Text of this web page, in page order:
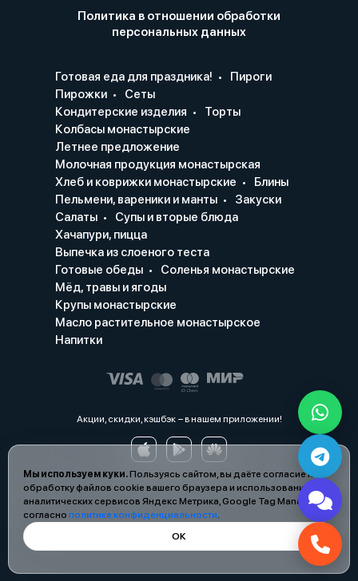
Мы используем куки.Пользуясь сайтом, вы даёте согласие на
обработку файлов cookie вашего браузера и использование
аналитических сервисов Яндекс Метрика, Google Tag Manager
согласно политике конфиденциальности.
ОК
Политика в отношении обработки
персональных данных
Готовая еда для праздника!
Пироги
Пирожки
Сеты
Кондитерские изделия
Торты
Колбасы монастырские
Летнее предложение
Молочная продукция монастырская
Хлеб и коврижки монастырские
Блины
Пельмени, вареники и манты
Закуски
Салаты
Супы и вторые блюда
Хачапури, пицца
Выпечка из слоеного теста
Готовые обеды
Соленья монастырские
Мёд, травы и ягоды
Крупы монастырские
Масло растительное монастырское
Напитки
Акции, скидки, кэшбэк − в нашем приложении!